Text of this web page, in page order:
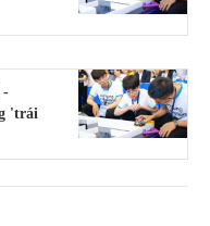
-
'trái